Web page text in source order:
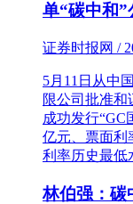
单“碳中和”
证券时报网 /
5月11日从中
限公司批准和
成功发行“GC
亿元、票面利
利率历史最低
林伯强：碳